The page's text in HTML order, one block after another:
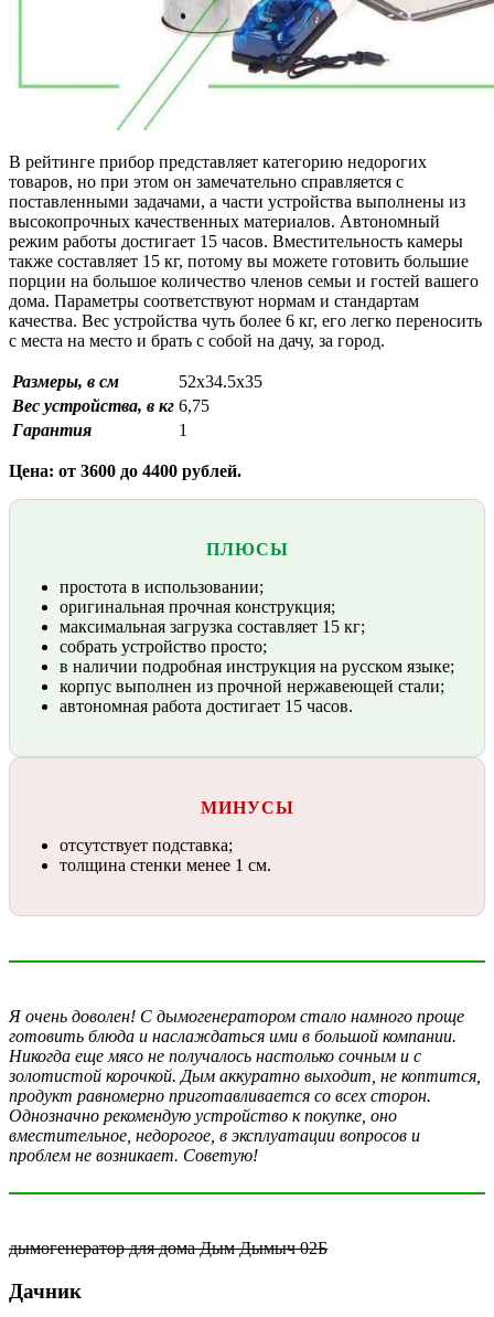
В рейтинге прибор представляет категорию недорогих
товаров, но при этом он замечательно справляется с
поставленными задачами, а части устройства выполнены из
высокопрочных качественных материалов. Автономный
режим работы достигает 15 часов. Вместительность камеры
также составляет 15 кг, потому вы можете готовить большие
порции на большое количество членов семьи и гостей вашего
дома. Параметры соответствуют нормам и стандартам
качества. Вес устройства чуть более 6 кг, его легко переносить
с места на место и брать с собой на дачу, за город.
Размеры, в см
52х34.5х35
Вес устройства, в кг 6,75
Гарантия
1
Цена: от 3600 до 4400 рублей.
ПЛЮСЫ
простота в использовании;
оригинальная прочная конструкция;
максимальная загрузка составляет 15 кг;
собрать устройство просто;
в наличии подробная инструкция на русском языке;
корпус выполнен из прочной нержавеющей стали;
автономная работа достигает 15 часов.
МИНУСЫ
отсутствует подставка;
толщина стенки менее 1 см.
Я очень доволен! С дымогенератором стало намного проще
готовить блюда и наслаждаться ими в большой компании.
Никогда еще мясо не получалось настолько сочным и с
золотистой корочкой. Дым аккуратно выходит, не коптится,
продукт равномерно приготавливается со всех сторон.
Однозначно рекомендую устройство к покупке, оно
вместительное, недорогое, в эксплуатации вопросов и
проблем не возникает. Советую!
дымогенератор для дома Дым Дымыч 02Б
Дачник